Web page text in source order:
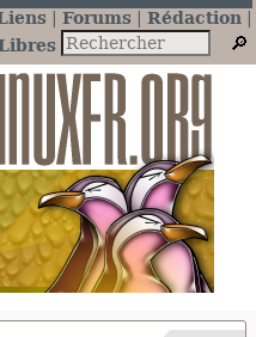
Forums
Rédaction